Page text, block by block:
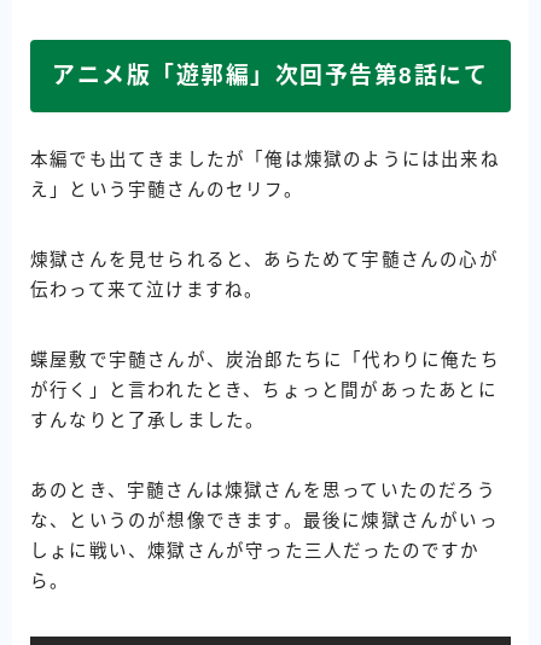
アニメ版「遊郭編」次回予告第8話にて
本編でも出てきましたが「俺は煉獄のようには出来ね
え」という宇髄さんのセリフ。
煉獄さんを見せられると、あらためて宇髄さんの心が
伝わって来て泣けますね。
蝶屋敷で宇髄さんが、炭治郎たちに「代わりに俺たち
が行く」と言われたとき、ちょっと間があったあとに
すんなりと了承しました。
あのとき、宇髄さんは煉獄さんを思っていたのだろう
な、というのが想像できます。最後に煉獄さんがいっ
しょに戦い、煉獄さんが守った三人だったのですか
ら。